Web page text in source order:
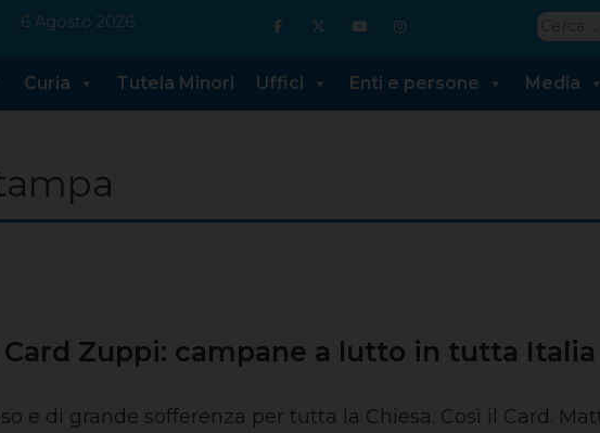
6 Agosto 2026
Ricerca
Curia Tutela Minori Uffici Enti e persone Media
Zuppi: campane a lutto in tutta Italia
e di grande sofferenza per tutta la Chiesa. Così il Card.